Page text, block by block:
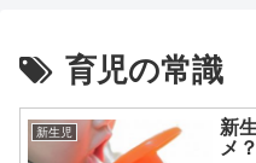
育児の常識
新生児 新
メ